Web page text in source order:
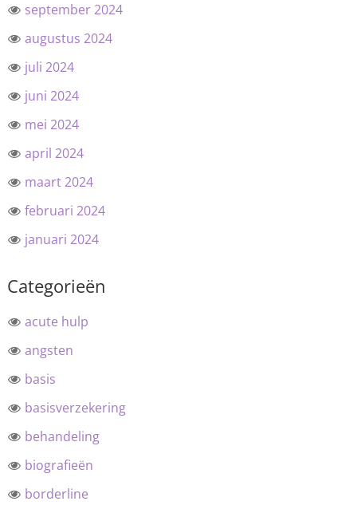
september 2024
augustus 2024
juli 2024
juni 2024
mei 2024
april 2024
maart 2024
februari 2024
januari 2024
Categorieën
acute hulp
angsten
basis
basisverzekering
behandeling
biografieën
borderline